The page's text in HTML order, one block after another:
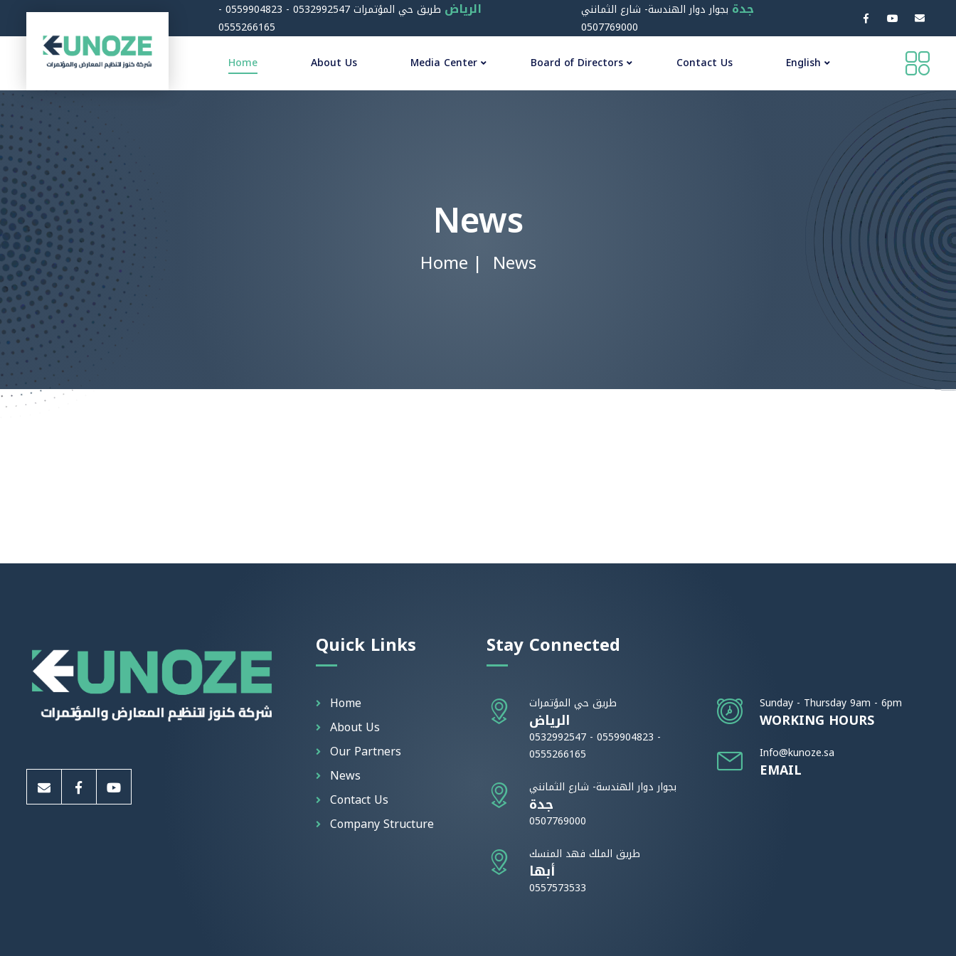
الرياض
طريق حي المؤتمرات 0532992547 - 0559904823 -
0555266165
جدة بجوار دوار الهندسة- شارع الثمانني
0507769000
Home
About Us Media Center Board of Directors Contact Us English
News
Home News
Quick Links
Home
About Us
Our Partners
News
Contact Us
Company Structure
Stay Connected
طريق حي المؤتمرات
الرياض
0532992547 - 0559904823 -
0555266165
بجوار دوار الهندسة- شارع الثمانني
جدة
0507769000
طريق الملك فهد المنسك
أبها
0557573533
Sunday - Thursday 9am - 6pm
WORKING HOURS
Info@kunoze.sa
EMAIL